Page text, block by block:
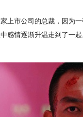
市公司的总裁，因为一
感情逐渐升温走到了一